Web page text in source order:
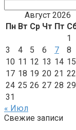
Август 2026
Пн Вт Ср Чт Пт
1
3
4 5 6 7 8
10 11 12 13 14 15
17 18 19 20 21 22
24 25 26 27 28 29
31
« Июл
Свежие записи